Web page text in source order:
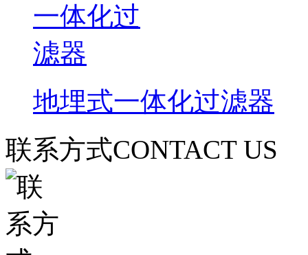
地埋式一体化过滤器
联系方式CONTACT US